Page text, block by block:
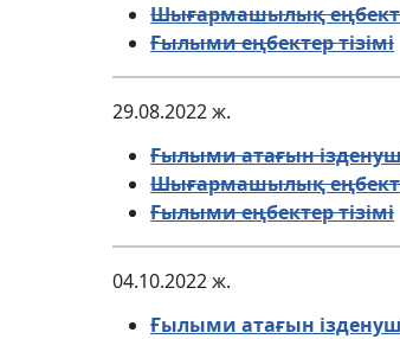
Шығармашылық
Ғылыми еңбектер тізімі
29.08.2022 ж.
Ғылыми атағын
Шығармашылық
Ғылыми еңбектер тізімі
04.10.2022 ж.
Ғылыми атағын